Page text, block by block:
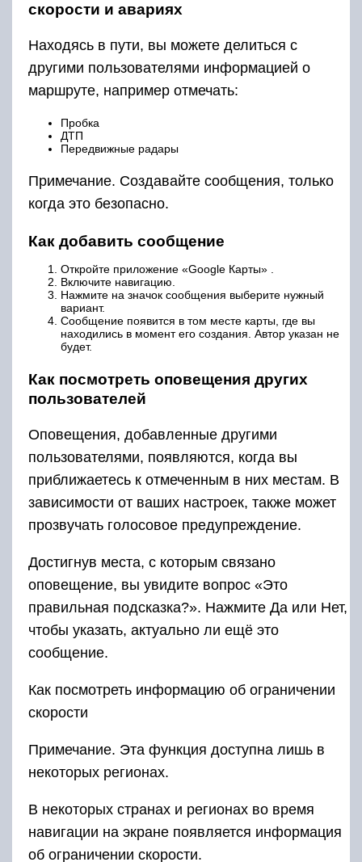
скорости и авариях
Находясь в пути, вы можете делиться с
другими пользователями информацией о
маршруте, например отмечать:
Пробка
ДТП
Передвижные радары
Примечание. Создавайте сообщения, только
когда это безопасно.
Как добавить сообщение
Откройте приложение «Google Карты» .
Включите навигацию.
Нажмите на значок сообщения выберите нужный
вариант.
Сообщение появится в том месте карты, где вы
находились в момент его создания. Автор указан не
будет.
Как посмотреть оповещения других
пользователей
Оповещения, добавленные другими
пользователями, появляются, когда вы
приближаетесь к отмеченным в них местам. В
зависимости от ваших настроек, также может
прозвучать голосовое предупреждение.
Достигнув места, с которым связано
оповещение, вы увидите вопрос «Это
правильная подсказка?». Нажмите Да или Нет,
чтобы указать, актуально ли ещё это
сообщение.
Как посмотреть информацию об ограничении
скорости
Примечание. Эта функция доступна лишь в
некоторых регионах.
В некоторых странах и регионах во время
навигации на экране появляется информация
об ограничении скорости.